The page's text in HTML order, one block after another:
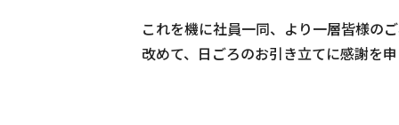
これを機に社員一同、より一層皆様の
改めて、日ごろのお引き立てに感謝を